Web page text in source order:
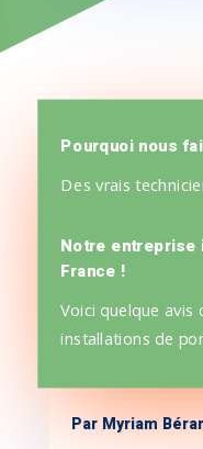
Pourquoi nous
Des vrais
Notre entreprise
France !
Voici quelque avis
installations de
Par Myriam